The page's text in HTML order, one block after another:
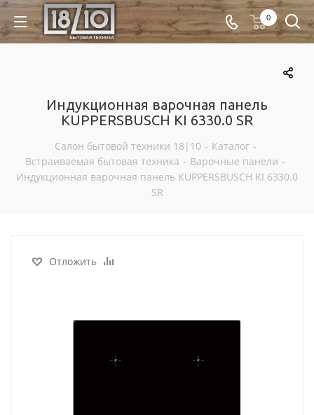
0
Индукционная варочная панель
KUPPERSBUSCH KI 6330.0 SR
Салон бытовой техники 18|10 - Каталог -
Встраиваемая бытовая техника - Варочные панели -
Индукционная варочная панель KUPPERSBUSCH KI 6330.0
SR
Отложить